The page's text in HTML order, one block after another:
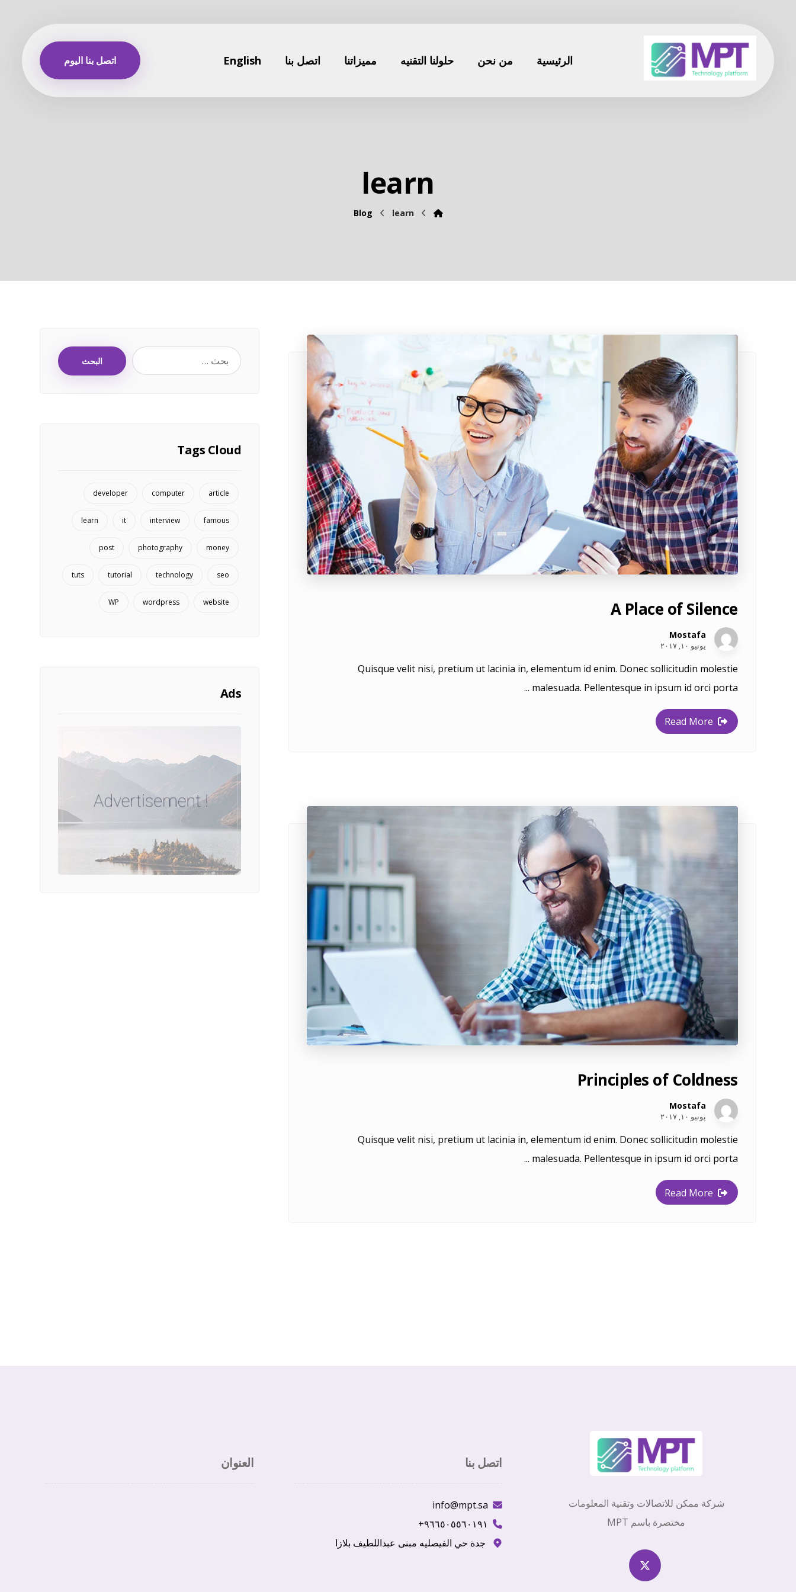
الرئيسية من نحن حلولنا التقنيه مميزاتنا اتصل بنا English اتصل بنا اليوم
learn
Blog learn
A Place of Silence
Mostafa
يونيو ١٠, ٢٠١٧
Quisque velit nisi, pretium ut lacinia in, elementum id enim. Donec sollicitudin molestie
malesuada. Pellentesque in ipsum id orci porta ...
Read More
Principles of Coldness
Mostafa
يونيو ١٠, ٢٠١٧
Quisque velit nisi, pretium ut lacinia in, elementum id enim. Donec sollicitudin molestie
malesuada. Pellentesque in ipsum id orci porta ...
Read More
البحث
Tags Cloud
article
computer
developer
famous
interview
it
learn
money
photography
post
seo
technology
tutorial
tuts
website
wordpress
WP
Ads
شركة ممكن للاتصالات وتقنية المعلومات
مختصرة باسم MPT
اتصل بنا
info@mpt.sa
٩٦٦٥٠٥٥٦٠١٩١+
جدة حي الفيصليه مبنى عبداللطيف بلازا
العنوان